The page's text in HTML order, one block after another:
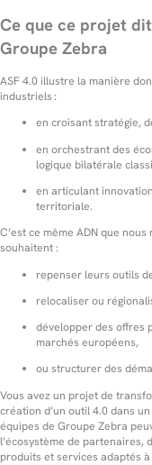
Ce que ce projet
Groupe Zebra
ASF 4.0 illustre la manière
industriels :
en croisant stratégie,
en orchestrant des
logique bilatérale
en articulant
territoriale.
C’est ce même ADN que
souhaitent :
repenser leurs outils
relocaliser ou
développer des offres
marchés européens,
ou structurer des
Vous avez un projet de
création d’un outil 4.0 dans
équipes de Groupe Zebra
l’écosystème de partenaires,
produits et services adaptés